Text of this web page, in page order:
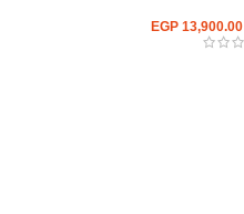
EGP13,900.00